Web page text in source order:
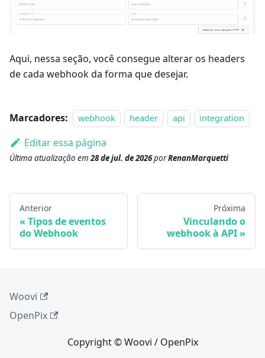
Aqui, nessa seção, você consegue alterar os headers
de cada webhook da forma que desejar.
Marcadores: webhook header api integration
Editar essa página
Última atualização em28 de jul. de 2026porRenanMarquetti
Anterior
Tipos de eventos
do Webhook
Próxima
Vinculando o
webhook à API
Woovi
OpenPix
Copyright © Woovi / OpenPix